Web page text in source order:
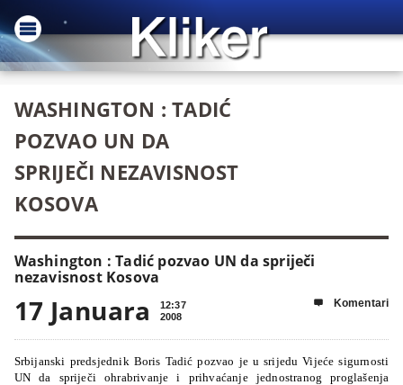
WASHINGTON : TADIĆ
POZVAO UN DA
SPRIJEČI NEZAVISNOST
KOSOVA
Washington : Tadić pozvao UN da spriječi
nezavisnost Kosova
17 Januara
12:37
2008
 Komentari
Srbijanski predsjednik Boris Tadić pozvao je u srijedu Vijeće sigurnosti
UN da spriječi ohrabrivanje i prihvaćanje jednostranog proglašenja